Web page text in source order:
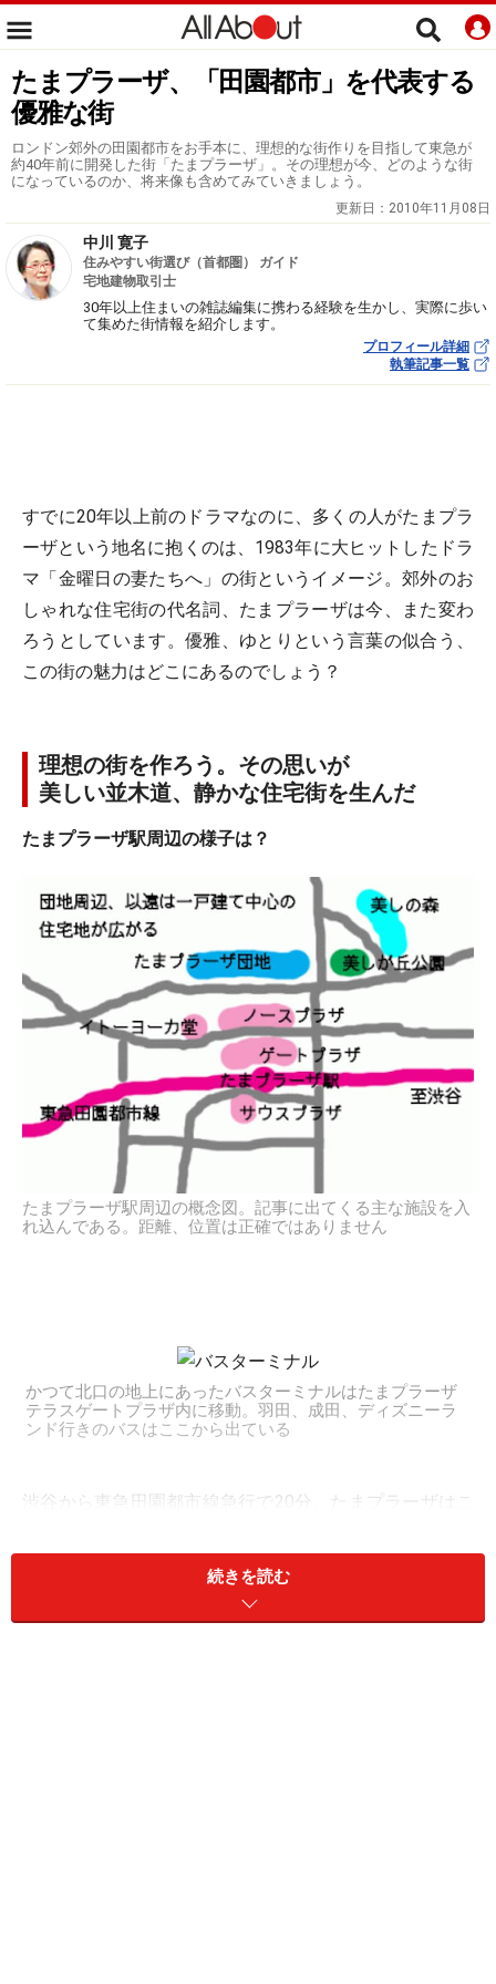
たまプラーザ、「田園都市」を代表する
優雅な街
ロンドン郊外の田園都市をお手本に、理想的な街作りを目指して東急が
約40年前に開発した街「たまプラーザ」。その理想が今、どのような街
になっているのか、将来像も含めてみていきましょう。
更新日： 2010年11月08日
中川 寛子
住みやすい街選び（首都圏） ガイド
宅地建物取引士
30年以上住まいの雑誌編集に携わる経験を生かし、実際に歩い
て集めた街情報を紹介します。
プロフィール詳細
執筆記事一覧
すでに20年以上前のドラマなのに、多くの人がたまプラ
ーザという地名に抱くのは、1983年に大ヒットしたドラ
マ「金曜日の妻たちへ」の街というイメージ。郊外のお
しゃれな住宅街の代名詞、たまプラーザは今、また変わ
ろうとしています。優雅、ゆとりという言葉の似合う、
この街の魅力はどこにあるのでしょう？
理想の街を作ろう。その思いが
美しい並木道、静かな住宅街を生んだ
たまプラーザ駅周辺の様子は？
たまプラーザ駅周辺の概念図。記事に出てくる主な施設を入
れ込んである。距離、位置は正確ではありません
かつて北口の地上にあったバスターミナルはたまプラーザ
テラスゲートプラザ内に移動。羽田、成田、ディズニーラ
ンド行きのバスはここから出ている
渋谷から東急田園都市線急行で20分。たまプラーザはこ
きのバスが発着するなど、地域の中心であり、2005年に
1位になるなど、県下ではトップクラスの人気を誇る街
続きを読む